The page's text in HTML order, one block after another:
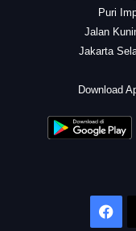
Puri
Jalan
Jakarta
Download